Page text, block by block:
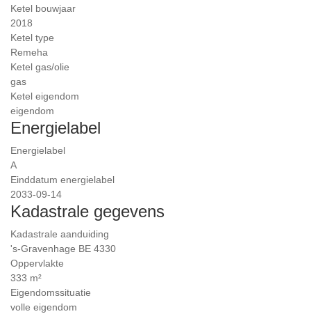
Ketel bouwjaar
2018
Ketel type
Remeha
Ketel gas/olie
gas
Ketel eigendom
eigendom
Energielabel
Energielabel
A
Einddatum energielabel
2033-09-14
Kadastrale gegevens
Kadastrale aanduiding
's-Gravenhage BE 4330
Oppervlakte
333 m²
Eigendomssituatie
volle eigendom